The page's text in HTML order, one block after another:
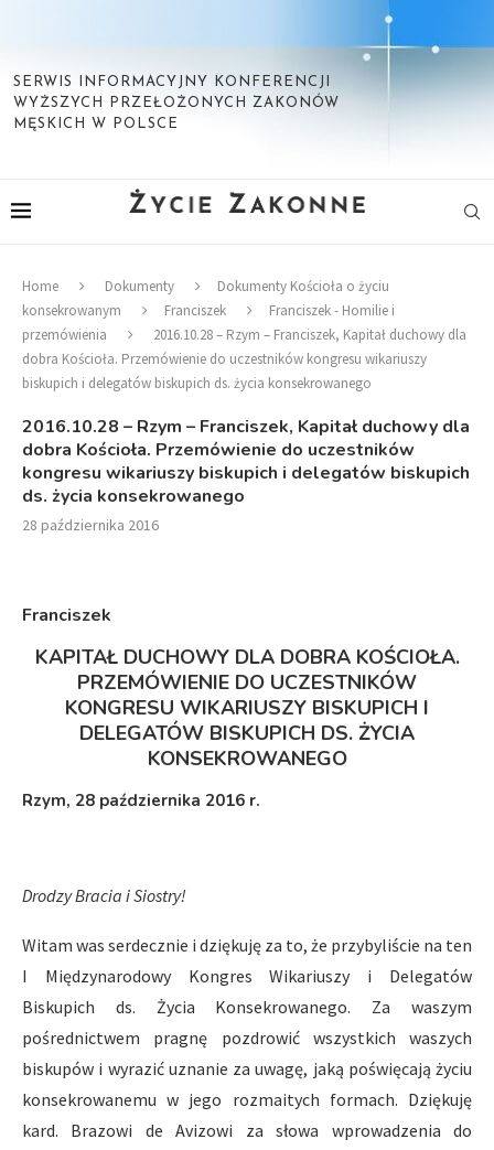
SERWIS INFORMACYJNY KONFERENCJI
WYŻSZYCH PRZEŁOŻONYCH ZAKONÓW
MĘSKICH W POLSCE
Home Dokumenty
Dokumenty Kościoła o życiu
konsekrowanym
Franciszek
Franciszek - Homilie i
przemówienia
2016.10.28 – Rzym – Franciszek, Kapitał duchowy dla
dobra Kościoła. Przemówienie do uczestników kongresu wikariuszy
biskupich i delegatów biskupich ds. życia konsekrowanego
2016.10.28 – Rzym – Franciszek, Kapitał duchowy dla
dobra Kościoła. Przemówienie do uczestników
kongresu wikariuszy biskupich i delegatów biskupich
ds. życia konsekrowanego
28 października 2016
Franciszek
KAPITAŁ DUCHOWY DLA DOBRA KOŚCIOŁA.
PRZEMÓWIENIE DO UCZESTNIKÓW
KONGRESU WIKARIUSZY BISKUPICH I
DELEGATÓW BISKUPICH DS. ŻYCIA
KONSEKROWANEGO
Rzym, 28 października 2016 r.
Drodzy Bracia i Siostry!
Witam was serdecznie i dziękuję za to, że przybyliście na ten
I Międzynarodowy Kongres Wikariuszy i Delegatów
Biskupich ds. Życia Konsekrowanego. Za waszym
pośrednictwem pragnę pozdrowić wszystkich waszych
biskupów i wyrazić uznanie za uwagę, jaką poświęcają życiu
konsekrowanemu w jego rozmaitych formach. Dziękuję
kard. Brazowi de Avizowi za słowa wprowadzenia do